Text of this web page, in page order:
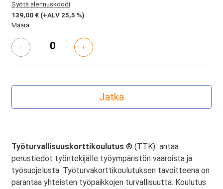
Syötä alennuskoodi
139,00 € (+ALV 25,5 %)
Määrä:
- +
Työturvallisuuskorttikoulutus ® (TTK) antaa
perustiedot työntekijälle työympäristön vaaroista ja
työsuojelusta. Työturvakorttikoulutuksen tavoitteena on
parantaa yhteisten työpaikkojen turvallisuutta. Koulutus